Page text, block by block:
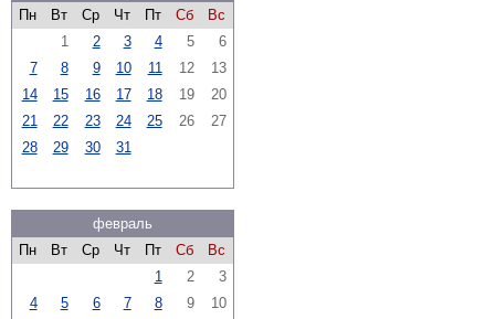
Пн
Вт Ср Чт Пт Сб
Вс
1
2 3 4 5
6
7
8 9 10 11 12
13
14
15 16 17 18 19
20
21
22 23 24 25 26
27
28
29 30 31
февраль
Пн
Вт Ср Чт Пт Сб
Вс
1
2
3
4
5 6 7 8 9
10